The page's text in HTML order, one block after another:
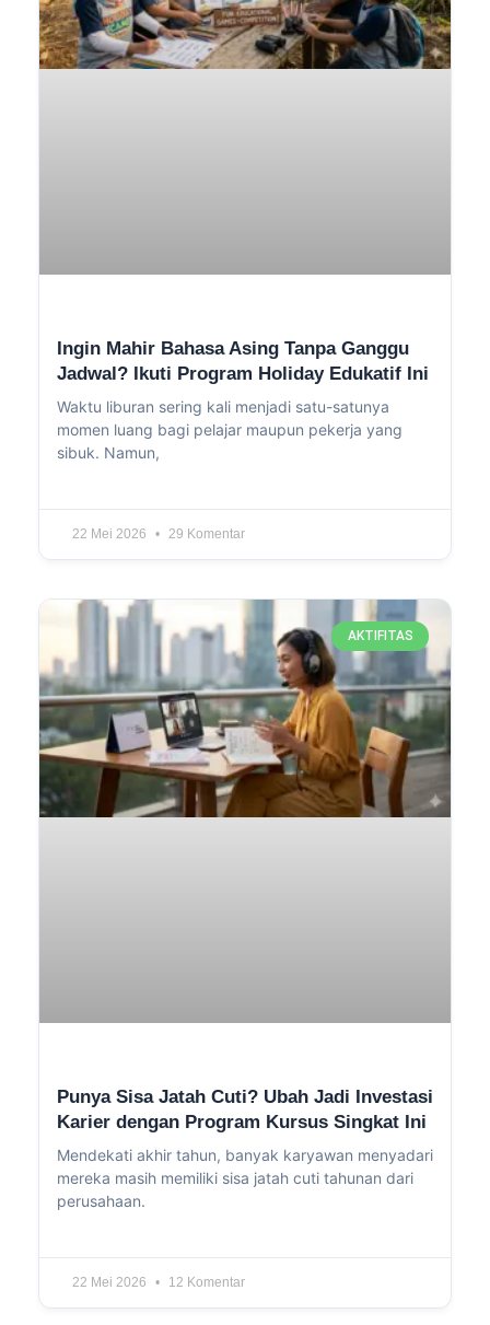
Ingin Mahir Bahasa Asing Tanpa Ganggu
Jadwal? Ikuti Program Holiday Edukatif Ini
Waktu liburan sering kali menjadi satu-satunya
momen luang bagi pelajar maupun pekerja yang
sibuk. Namun,
22 Mei 2026 29 Komentar
AKTIFITAS
Punya Sisa Jatah Cuti? Ubah Jadi Investasi
Karier dengan Program Kursus Singkat Ini
Mendekati akhir tahun, banyak karyawan menyadari
mereka masih memiliki sisa jatah cuti tahunan dari
perusahaan.
22 Mei 2026 12 Komentar